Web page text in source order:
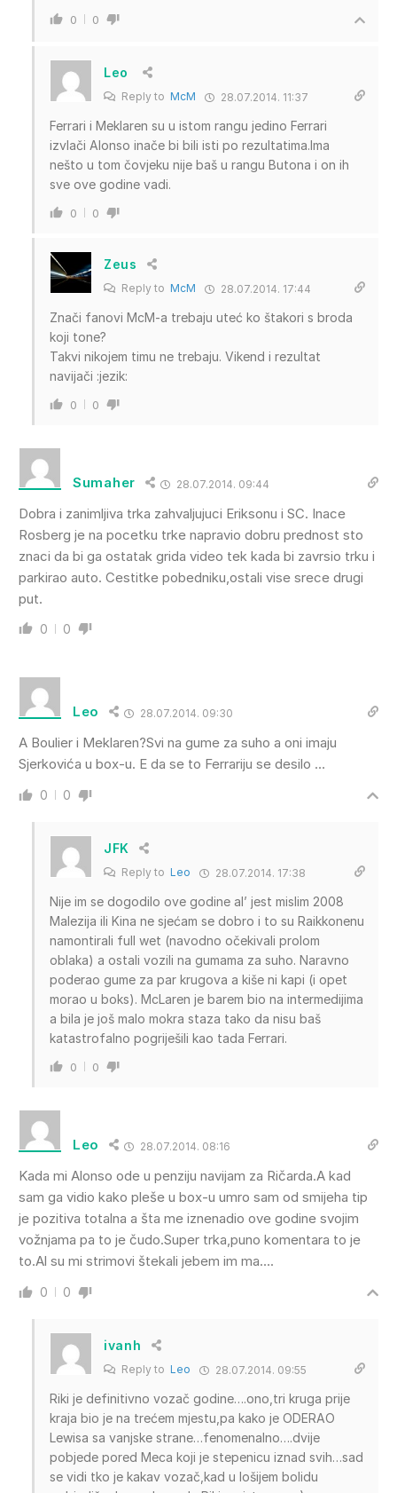
0 0
Leo
Reply to McM 28.07.2014. 11:37
Ferrari i Meklaren su u istom rangu jedino Ferrari
izvlači Alonso inače bi bili isti po rezultatima.Ima
nešto u tom čovjeku nije baš u rangu Butona i on ih
sve ove godine vadi.
0 0
Zeus
Reply to McM 28.07.2014. 17:44
Znači fanovi McM-a trebaju uteć ko štakori s broda
koji tone?
Takvi nikojem timu ne trebaju. Vikend i rezultat
navijači :jezik:
0 0
Sumaher 28.07.2014. 09:44
Dobra i zanimljiva trka zahvaljujuci Eriksonu i SC. Inace
Rosberg je na pocetku trke napravio dobru prednost sto
znaci da bi ga ostatak grida video tek kada bi zavrsio trku i
parkirao auto. Cestitke pobedniku,ostali vise srece drugi
put.
0 0
Leo 28.07.2014. 09:30
A Boulier i Meklaren?Svi na gume za suho a oni imaju
Sjerkovića u box-u. E da se to Ferrariju se desilo …
0 0
JFK
Reply to Leo 28.07.2014. 17:38
Nije im se dogodilo ove godine al’ jest mislim 2008
Malezija ili Kina ne sjećam se dobro i to su Raikkonenu
namontirali full wet (navodno očekivali prolom
oblaka) a ostali vozili na gumama za suho. Naravno
poderao gume za par krugova a kiše ni kapi (i opet
morao u boks). McLaren je barem bio na intermedijima
a bila je još malo mokra staza tako da nisu baš
katastrofalno pogriješili kao tada Ferrari.
0 0
Leo 28.07.2014. 08:16
Kada mi Alonso ode u penziju navijam za Ričarda.A kad
sam ga vidio kako pleše u box-u umro sam od smijeha tip
je pozitiva totalna a šta me iznenadio ove godine svojim
vožnjama pa to je čudo.Super trka,puno komentara to je
to.Al su mi strimovi štekali jebem im ma….
0 0
ivanh
Reply to Leo 28.07.2014. 09:55
Riki je definitivno vozač godine….ono,tri kruga prije
kraja bio je na trećem mjestu,pa kako je ODERAO
Lewisa sa vanjske strane…fenomenalno….dvije
pobjede pored Meca koji je stepenicu iznad svih…sad
se vidi tko je kakav vozač,kad u lošijem bolidu